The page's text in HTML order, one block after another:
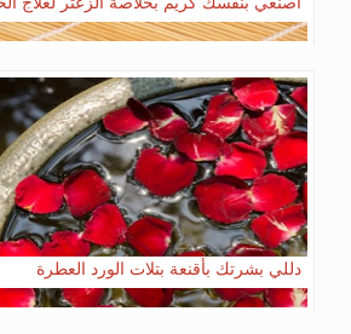
دللي بشرتك بأقنعة بتلات الورد العطرة